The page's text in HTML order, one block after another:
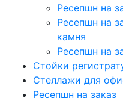
Ресепшн на
Ресепшн на
камня
Ресепшн на
Стойки
Стеллажи для
Ресепшн на заказ